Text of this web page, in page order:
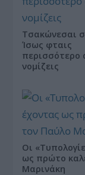
Τσακώνεσαι
Ίσως φταις
περισσότερο
νομίζεις
Οι
ως πρώτο
Μαρινάκη